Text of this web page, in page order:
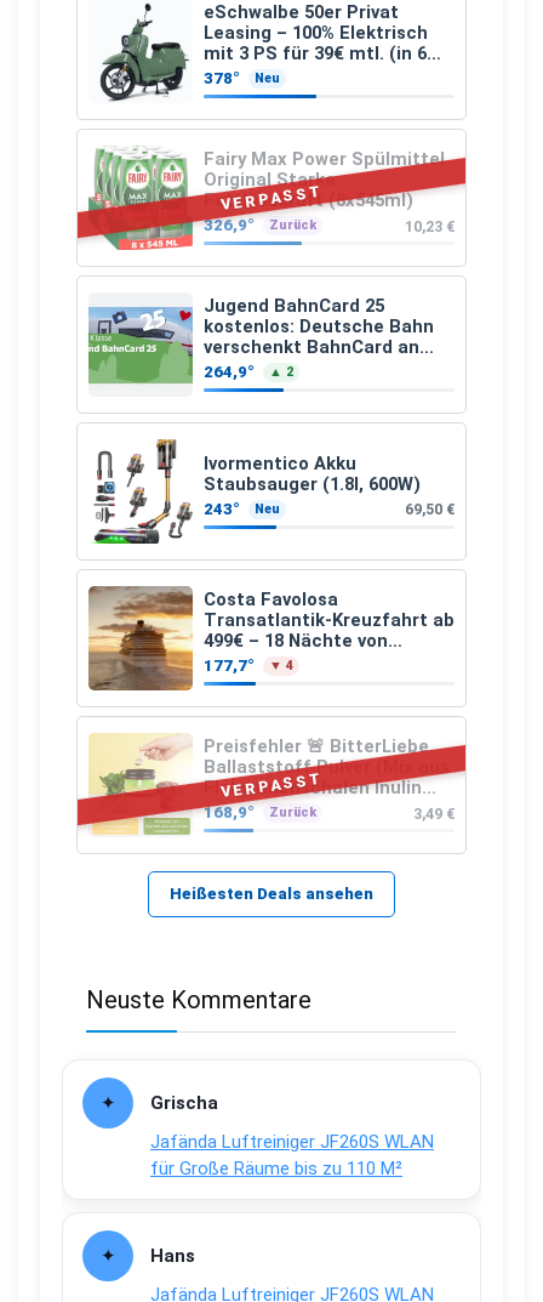
eSchwalbe 50er Privat
Leasing – 100% Elektrisch
mit 3 PS für 39€ mtl. (in 6
schicken Farben LF: 0.43, 36
Monate, Bereitstellung:
159,00 €, 2.500 km/Jahr)
378° Neu
VERPASST
Fairy Max Power Spülmittel
Original Starke
Fettlösekraft (8x545ml)
326,9° Zurück 10,23 €
Jugend BahnCard 25
kostenlos: Deutsche Bahn
verschenkt BahnCard an
Kinder und Jugendliche
264,9° ▲ 2
Ivormentico Akku
Staubsauger (1.8l, 600W)
243° Neu 69,50 €
Costa Favolosa
Transatlantik-Kreuzfahrt ab
499€ – 18 Nächte von
Hamburg nach Guadeloupe
177,7° ▼ 4
VERPASST
Preisfehler 🚨 BitterLiebe
Ballaststoff Pulver (Mix aus
Flohsamenschalen Inulin
(Präbiotika) Leinsamen &
Apfelfaser)
168,9° Zurück 3,49 €
Heißesten Deals ansehen
Neuste Kommentare
Grischa
Jafända Luftreiniger JF260S WLAN
für Große Räume bis zu 110 M²
Hans
Jafända Luftreiniger JF260S WLAN